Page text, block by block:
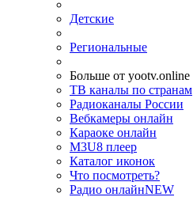
Детские
Региональные
Больше от yootv.online
ТВ каналы по странам
Радиоканалы России
Вебкамеры онлайн
Караоке онлайн
M3U8 плеер
Каталог иконок
Что посмотреть?
Радио онлайнNEW